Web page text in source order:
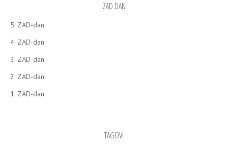
ZAD DAN
5. ZAD-dan
4. ZAD-dan
3. ZAD-dan
2. ZAD-dan
1. ZAD-dan
TAGOVI